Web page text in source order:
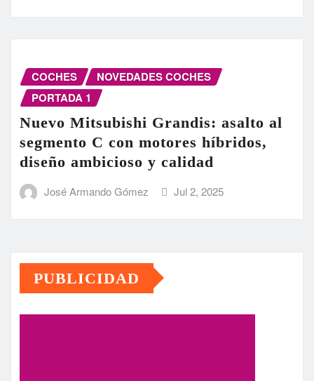
COCHES
NOVEDADES COCHES
PORTADA 1
Nuevo Mitsubishi Grandis: asalto al
segmento C con motores híbridos,
diseño ambicioso y calidad
José Armando Gómez Jul 2, 2025
PUBLICIDAD